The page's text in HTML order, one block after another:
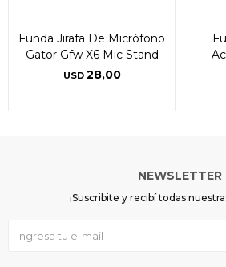
Funda Jirafa De Micrófono
Gator Gfw X6 Mic Stand
USD 28,00
NEWSLETTER
¡Suscribite y recibí todas